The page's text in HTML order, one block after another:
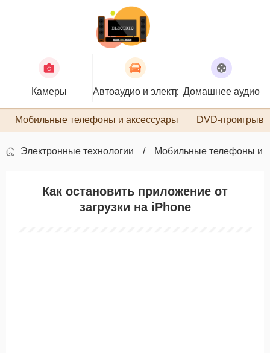
Камеры Автоаудио и электроникаДомашнее аудио
Мобильные телефоны и аксессуары DVD-
Электронные технологии Мобильные телефоны и
Как остановить приложение от
загрузки на iPhone